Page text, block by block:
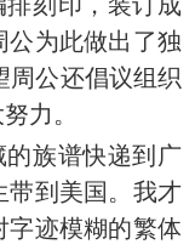
公为此做出了独
周公还倡议组织
力。
族谱快递到广
带到美国。我才
字迹模糊的繁体